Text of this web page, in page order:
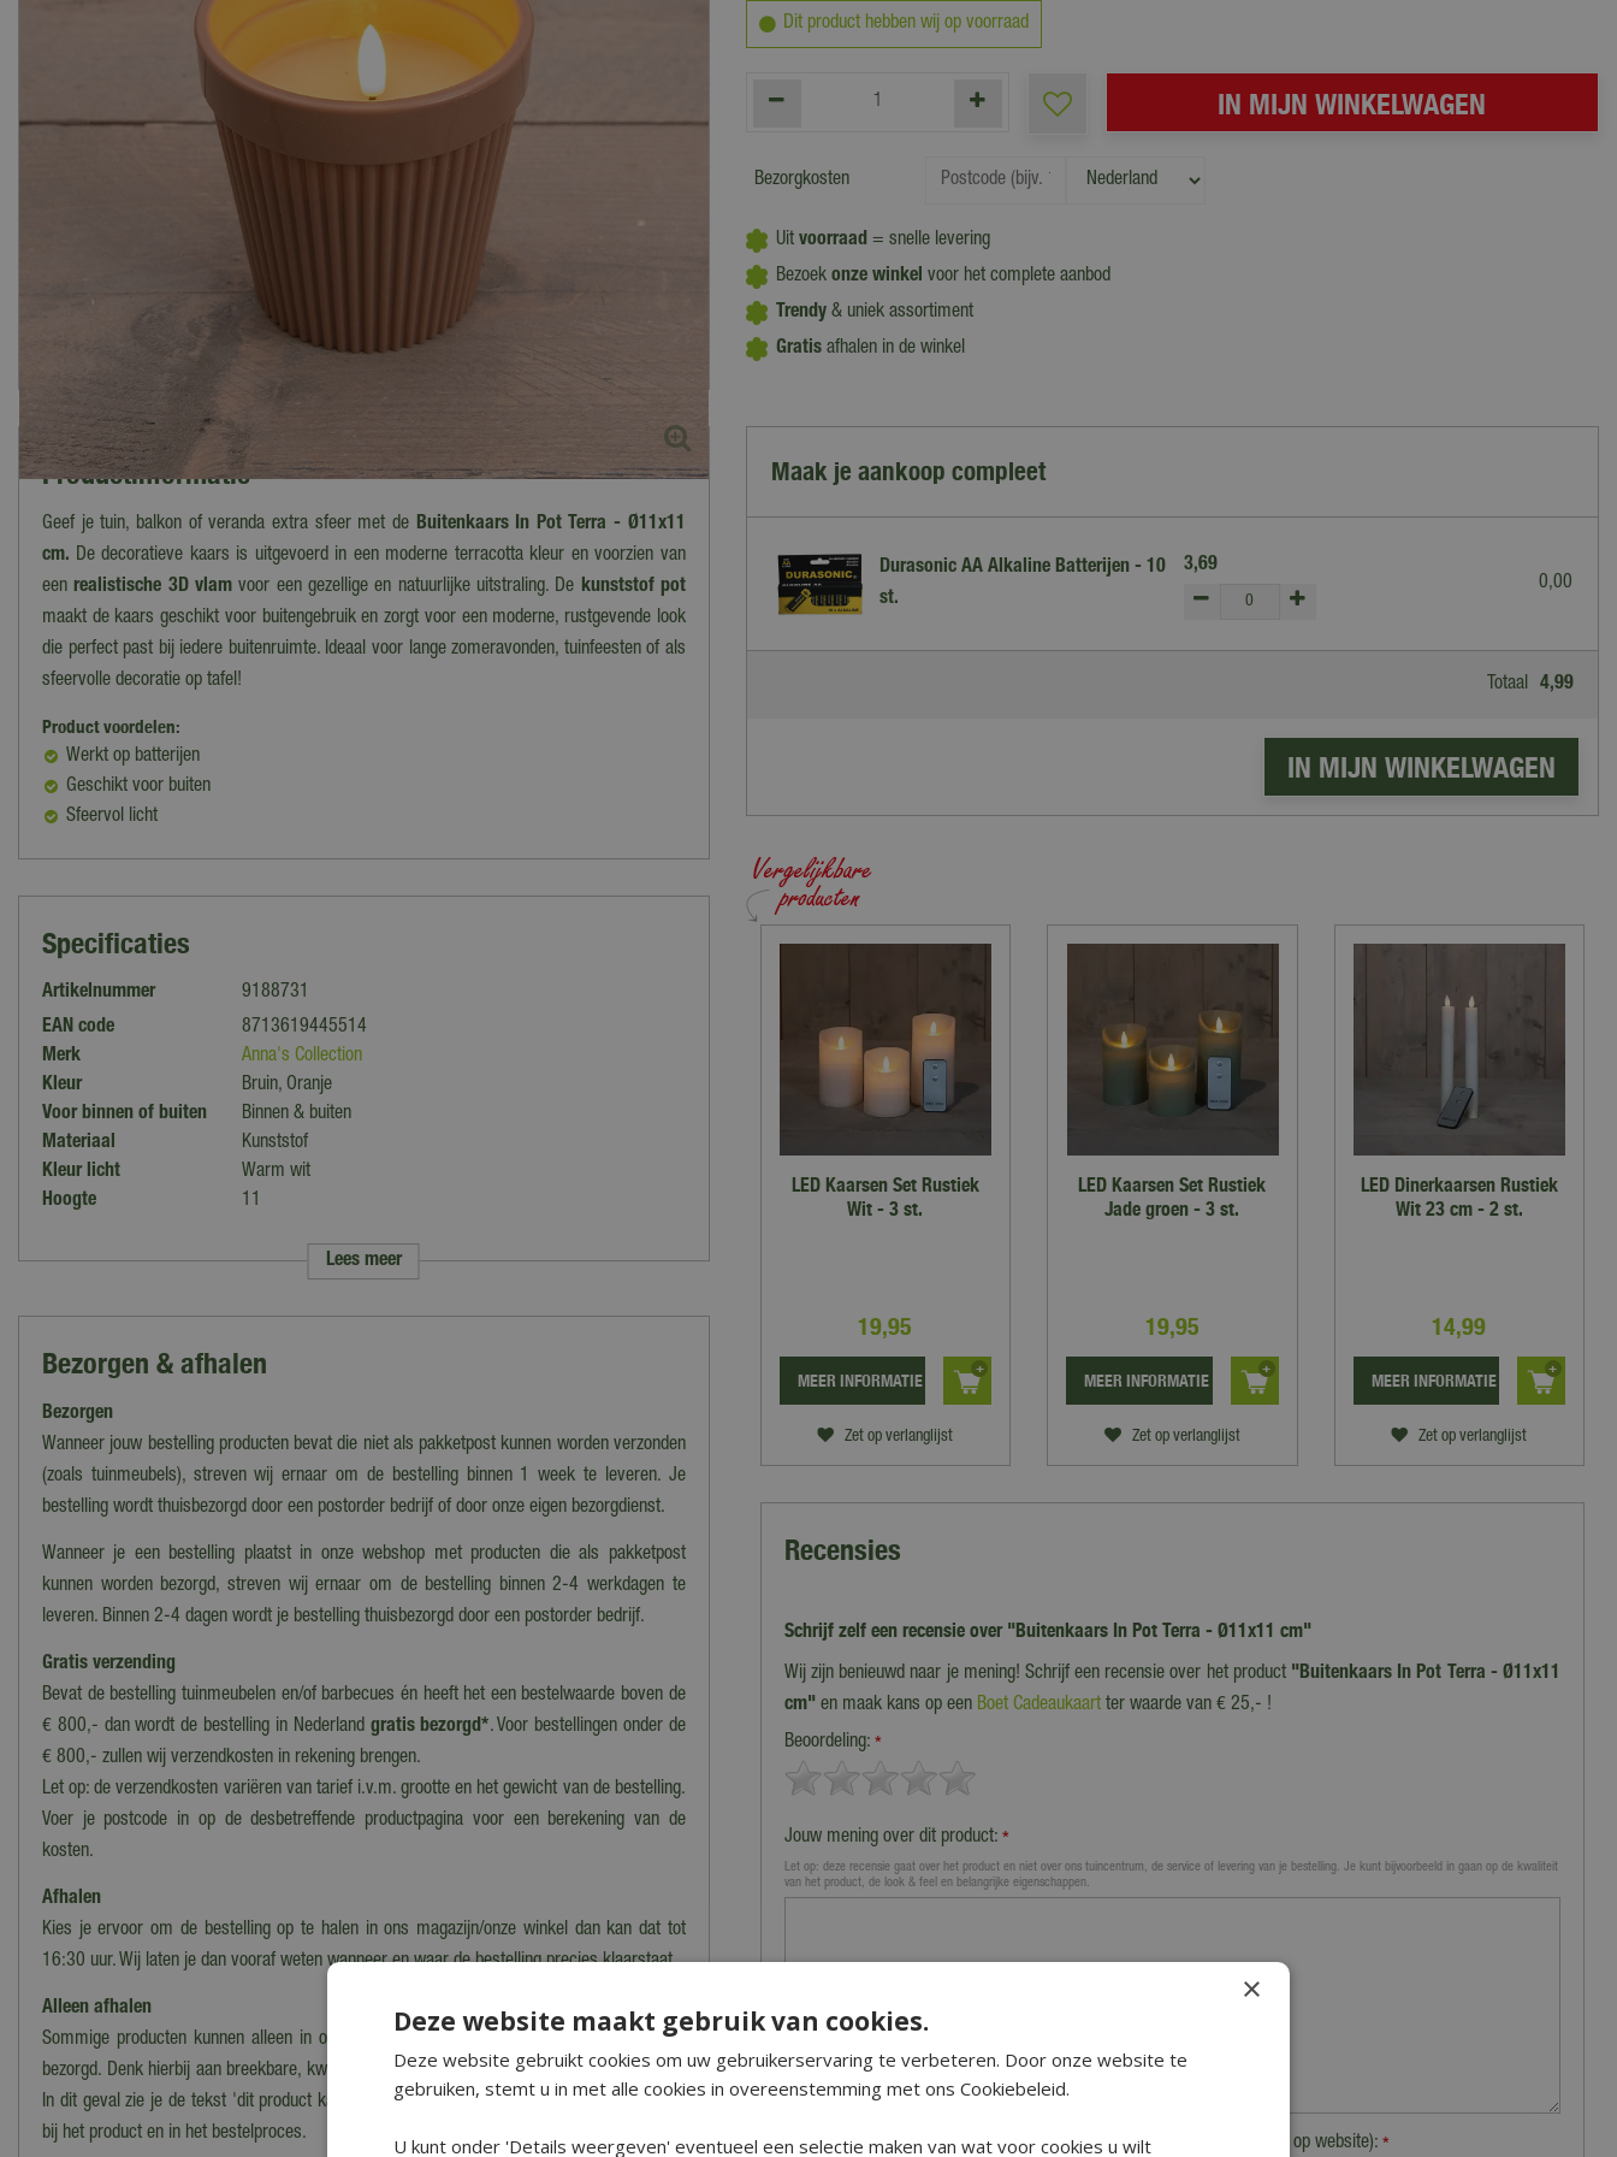
Dit product hebben wij op voorraad
Bezorgkosten
Uit voorraad = snelle levering
Bezoek onze winkel voor het complete aanbod
Trendy & uniek assortiment
Gratisafhalen in de winkel
Productinformatie
Geef je tuin, balkon of veranda extra sfeer met de Buitenkaars In Pot Terra - Ø11x11
cm. De decoratieve kaars is uitgevoerd in een moderne terracotta kleur en voorzien van
eenrealistische 3D vlamvoor een gezellige en natuurlijke uitstraling. De kunststof pot
maakt de kaars geschikt voor buitengebruik en zorgt voor een moderne, rustgevende look
die perfect past bij iedere buitenruimte. Ideaal voor lange zomeravonden, tuinfeesten of als
sfeervolle decoratie op tafel!
Product voordelen:
Werkt op batterijen
Geschikt voor buiten
Sfeervol licht
Specificaties
Artikelnummer
9188731
EAN code
8713619445514
Merk
Anna's Collection
Kleur
Bruin, Oranje
Voor binnen of buiten
Binnen & buiten
Materiaal
Kunststof
Kleur licht
Warm wit
Hoogte
11
Timer
Ja
Benodigde batterijen
2x AA
Lees meer
Bezorgen & afhalen
Bezorgen
Wanneer jouw bestelling producten bevat die niet als pakketpost kunnen worden verzonden
(zoals tuinmeubels), streven wij ernaar om de bestelling binnen 1 week te leveren. Je
bestelling wordt thuisbezorgd door een postorder bedrijf of door onze eigen bezorgdienst.
Wanneer je een bestelling plaatst in onze webshop met producten die als pakketpost
kunnen worden bezorgd, streven wij ernaar om de bestelling binnen 2-4 werkdagen te
leveren. Binnen 2-4 dagen wordt je bestelling thuisbezorgd door een postorder bedrijf.
Gratis verzending
Bevat de bestelling tuinmeubelen en/of barbecues én heeft het een bestelwaarde boven de
€ 800,- dan wordt de bestelling in Nederland gratis bezorgd*. Voor bestellingen onder de
€ 800,- zullen wij verzendkosten in rekening brengen.
Let op: de verzendkosten variëren van tarief i.v.m. grootte en het gewicht van de bestelling.
Voer je postcode in op de desbetreffende productpagina voor een berekening van de
kosten.
Afhalen
Kies je ervoor om de bestelling op te halen in ons magazijn/onze winkel dan kan dat tot
16:30 uur. Wij laten je dan vooraf weten wanneer en waar de bestelling precies klaarstaat.
Alleen afhalen
Sommige producten kunnen alleen in onze winkel worden afgehaald en worden dus niet
bezorgd. Denk hierbij aan breekbare, kwetsbare, zware of moeilijk te vervoeren producten.
In dit geval zie je de tekst 'dit product kan alleen worden opgehaald, niet verzonden' staan
bij het product en in het bestelproces.
Maak je aankoop compleet
Durasonic AA Alkaline Batterijen - 10
st.
3,69
0,00
Totaal 4,99
LED Kaarsen Set Rustiek
Wit - 3 st.
19,95
Zet op verlanglijst
MEER INFORMATIE
LED Kaarsen Set Rustiek
Jade groen - 3 st.
19,95
Zet op verlanglijst
MEER INFORMATIE
LED Dinerkaarsen Rustiek
Wit 23 cm - 2 st.
14,99
Zet op verlanglijst
MEER INFORMATIE
Recensies
Schrijf zelf een recensie over "Buitenkaars In Pot Terra - Ø11x11 cm"
Wij zijn benieuwd naar je mening! Schrijf een recensie over het product "Buitenkaars In Pot Terra - Ø11x11
cm"en maak kans op een Boet Cadeaukaartter waarde van € 25,- !
Beoordeling: *
Jouw mening over dit product: *
Let op: deze recensie gaat over het product en niet over ons tuincentrum, de service of levering van je bestelling. Je kunt bijvoorbeeld in gaan op de kwaliteit
van het product, de look & feel en belangrijke eigenschappen.
Naam (zichtbaar op website): * Plaats (zichtbaar op website):*
×
Deze website maakt gebruik van cookies.
Deze website gebruikt cookies om uw gebruikerservaring te verbeteren. Door onze website te
gebruiken, stemt u in met alle cookies in overeenstemming met ons Cookiebeleid.
U kunt onder 'Details weergeven' eventueel een selectie maken van wat voor cookies u wilt